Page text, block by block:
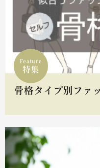
Feature
特集
骨格タイプ別ファ